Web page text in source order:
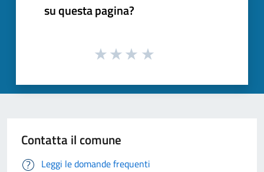
su questa pagina?
Contatta il comune
Leggi le domande frequenti